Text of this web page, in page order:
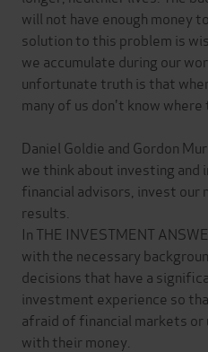
will not have enough money
solution to this problem is
we accumulate during our
unfortunate truth is that
many of us don't know where
Daniel Goldie and Gordon
we think about investing
financial advisors, invest our
results.
In THE INVESTMENT
with the necessary
decisions that have a
investment experience so
afraid of financial markets
with their money.